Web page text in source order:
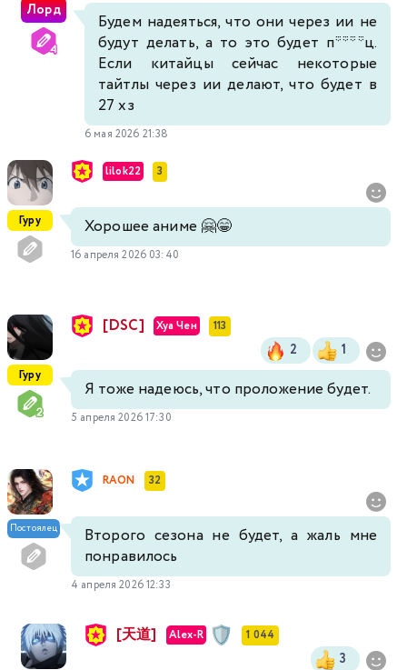
Лорд
Будем надеяться, что они через ии не
будут делать, а то это будет п****ц.
Если китайцы сейчас некоторые
тайтлы через ии делают, что будет в
27 хз
6 мая 2026 21:38
Гуру
lilok22 3
Хорошее аниме 🤗😁
16 апреля 2026 03:40
Гуру
[DSC] Хуа Чен 113
2 1
Я тоже надеюсь, что проложение будет.
5 апреля 2026 17:30
Постоялец
RAON 32
Второго сезона не будет, а жаль мне
понравилось
4 апреля 2026 12:33
[天道] Alex-R 1 044
3